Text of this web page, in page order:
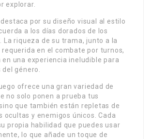
explorar.
destaca por su diseño visual al estilo
a los días dorados de los
La riqueza de su trama, junto a la
en el combate por turnos,
en una experiencia ineludible para
género.
ofrece una gran variedad de
no solo ponen a prueba tus
que también están repletas de
ocultas y enemigos únicos. Cada
propia habilidad que puedes usar
lo que añade un toque de